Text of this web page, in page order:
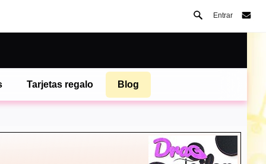
Entrar
Tarjetas regalo Blog